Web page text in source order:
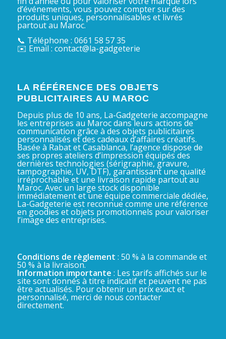
d’événements, vous pouvez compter sur des
produits uniques, personnalisables et livrés
partout au Maroc.
📞 Téléphone : 0661 58 57 35
✉️ Email : contact@la-gadgeterie
LA RÉFÉRENCE DES OBJETS
PUBLICITAIRES AU MAROC
Depuis plus de 10 ans, La-Gadgeterie accompagne
les entreprises au Maroc dans leurs actions de
communication grâce à des objets publicitaires
personnalisés et des cadeaux d’affaires créatifs.
Basée à Rabat et Casablanca, l’agence dispose de
ses propres ateliers d’impression équipés des
dernières technologies (sérigraphie, gravure,
tampographie, UV, DTF), garantissant une qualité
irréprochable et une livraison rapide partout au
Maroc. Avec un large stock disponible
immédiatement et une équipe commerciale dédiée,
La-Gadgeterie est reconnue comme une référence
en goodies et objets promotionnels pour valoriser
l’image des entreprises.
Conditions de règlement : 50 % à la commande et
50 % à la livraison.
Information importante : Les tarifs affichés sur le
site sont donnés à titre indicatif et peuvent ne pas
être actualisés. Pour obtenir un prix exact et
personnalisé, merci de nous contacter
directement.